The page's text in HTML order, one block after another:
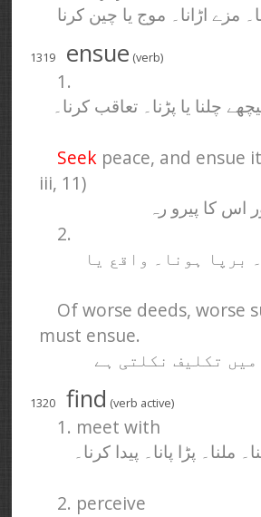
مزے اڑانا۔ موج یا چین کرنا
1319 ensue (verb)
1.
چلنا یا پڑنا۔ تعاقب کرنا۔
Seek peace, and ensue
iii, 11)
اس کا پیرو رہ
2.
برپا ہونا۔ واقع یا
Of worse deeds, worse
must ensue.
میں تکلیف نکلتی ہے
1320 find (verb active)
1. meet with
ملنا۔ پڑا پانا۔ پیدا کرنا۔
2. perceive